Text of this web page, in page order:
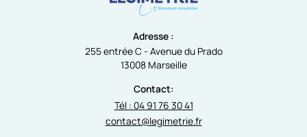
Adresse :
255 entrée C - Avenue du Prado
13008 Marseille
Contact:
Tél : 04 91 76 30 41
contact@legimetrie.fr